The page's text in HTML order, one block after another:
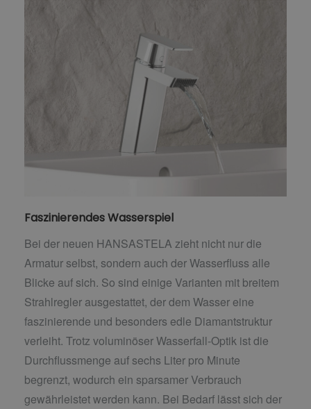
Faszinierendes Wasserspiel
Bei der neuen HANSASTELA zieht nicht nur die
Armatur selbst, sondern auch der Wasserfluss alle
Blicke auf sich. So sind einige Varianten mit breitem
Strahlregler ausgestattet, der dem Wasser eine
faszinierende und besonders edle Diamantstruktur
verleiht. Trotz voluminöser Wasserfall-Optik ist die
Durchflussmenge auf sechs Liter pro Minute
begrenzt, wodurch ein sparsamer Verbrauch
gewährleistet werden kann. Bei Bedarf lässt sich der